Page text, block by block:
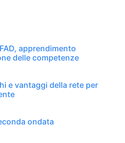
apprendimento
delle competenze
e vantaggi della rete per
ondata